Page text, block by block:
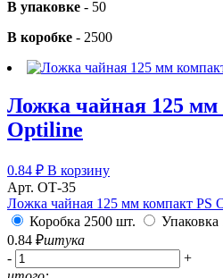
В упаковке - 50
В коробке - 2500
Ложка чайная 125 мм
Optiline
0.84 ₽ В корзину
Арт. ОТ-35
Ложка чайная 125 мм компакт PS
Коробка 2500 шт.
Упаковка
0.84 ₽штука
-
+